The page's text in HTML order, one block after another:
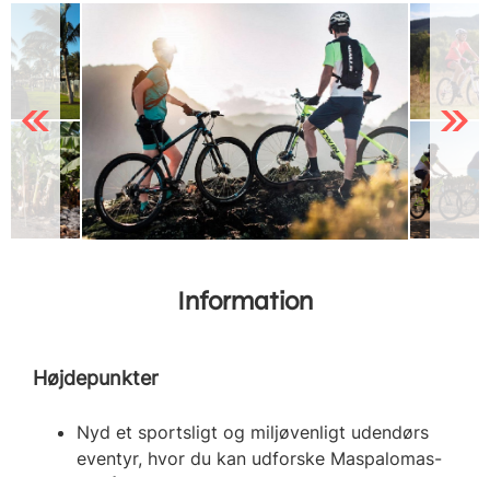
Previous Next
Information
Højdepunkter
Nyd et sportsligt og miljøvenligt udendørs
eventyr, hvor du kan udforske Maspalomas-